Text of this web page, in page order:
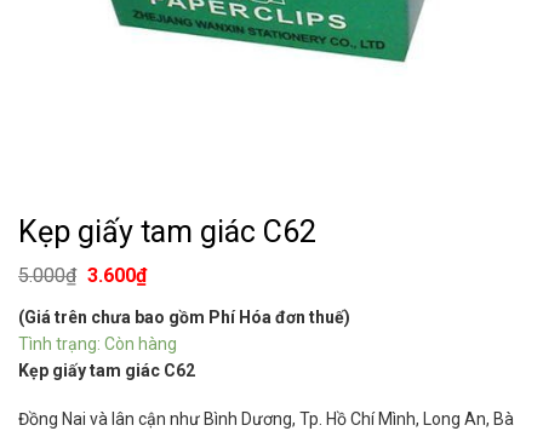
Kẹp giấy tam giác C62
5.000₫ 3.600₫
(Giá trên chưa bao gồm Phí Hóa đơn thuế)
Tình trạng: Còn hàng
Kẹp giấy tam giác C62
Đồng Nai và lân cận như Bình Dương, Tp. Hồ Chí Mình, Long An, Bà